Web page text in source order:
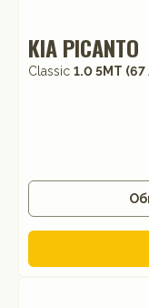
KIA PICANTO
Classic 1.0 5МТ (67